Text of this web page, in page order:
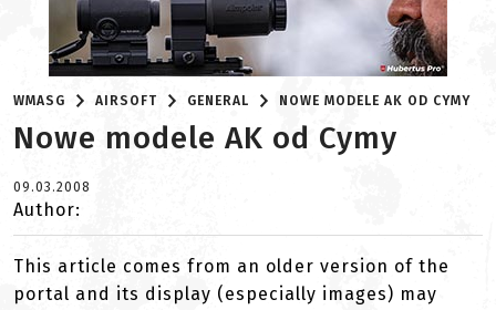
WMASG AIRSOFT GENERAL NOWE MODELE AK OD CYMY
Nowe modele AK od Cymy
09.03.2008
Author:
This article comes from an older version of the
portal and its display (especially images) may